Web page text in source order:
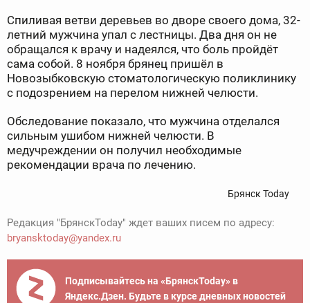
Спиливая ветви деревьев во дворе своего дома, 32-
летний мужчина упал с лестницы. Два дня он не
обращался к врачу и надеялся, что боль пройдёт
сама собой. 8 ноября брянец пришёл в
Новозыбковскую стоматологическую поликлинику
с подозрением на перелом нижней челюсти.
Обследование показало, что мужчина отделался
сильным ушибом нижней челюсти. В
медучреждении он получил необходимые
рекомендации врача по лечению.
Брянск Today
Редакция "БрянскToday" ждет ваших писем по адресу:
bryansktoday@yandex.ru
Подписывайтесь на «БрянскToday» в
Яндекс.Дзен. Будьте в курсе дневных новостей